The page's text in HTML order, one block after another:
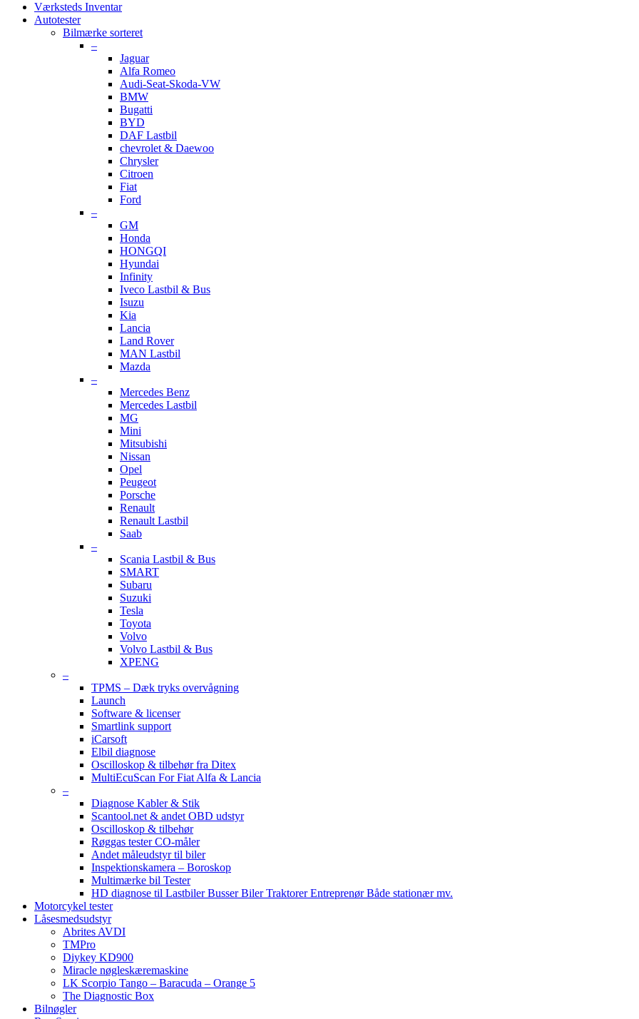
Værksteds Inventar
Autotester
Bilmærke sorteret
–
Jaguar
Alfa Romeo
Audi-Seat-Skoda-VW
BMW
Bugatti
BYD
DAF Lastbil
chevrolet & Daewoo
Chrysler
Citroen
Fiat
Ford
–
GM
Honda
HONGQI
Hyundai
Infinity
Iveco Lastbil & Bus
Isuzu
Kia
Lancia
Land Rover
MAN Lastbil
Mazda
–
Mercedes Benz
Mercedes Lastbil
MG
Mini
Mitsubishi
Nissan
Opel
Peugeot
Porsche
Renault
Renault Lastbil
Saab
–
Scania Lastbil & Bus
SMART
Subaru
Suzuki
Tesla
Toyota
Volvo
Volvo Lastbil & Bus
XPENG
–
TPMS – Dæk tryks overvågning
Launch
Software & licenser
Smartlink support
iCarsoft
Elbil diagnose
Oscilloskop & tilbehør fra Ditex
MultiEcuScan For Fiat Alfa & Lancia
–
Diagnose Kabler & Stik
Scantool.net & andet OBD udstyr
Oscilloskop & tilbehør
Røggas tester CO-måler
Andet måleudstyr til biler
Inspektionskamera – Boroskop
Multimærke bil Tester
HD diagnose til Lastbiler Busser Biler Traktorer Entreprenør Både stationær mv.
Motorcykel tester
Låsesmedsudstyr
Abrites AVDI
TMPro
Diykey KD900
Miracle nøgleskæremaskine
LK Scorpio Tango – Baracuda – Orange 5
The Diagnostic Box
Bilnøgler